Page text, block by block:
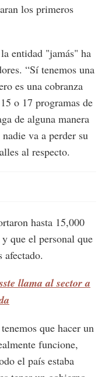
los primeros
entidad "jamás" ha
“Sí tenemos una
es una cobranza
o 17 programas de
de alguna manera
va a perder su
al respecto.
hasta 15,000
que el personal que
afectado.
llama al sector a
que hacer un
funcione,
el país estaba